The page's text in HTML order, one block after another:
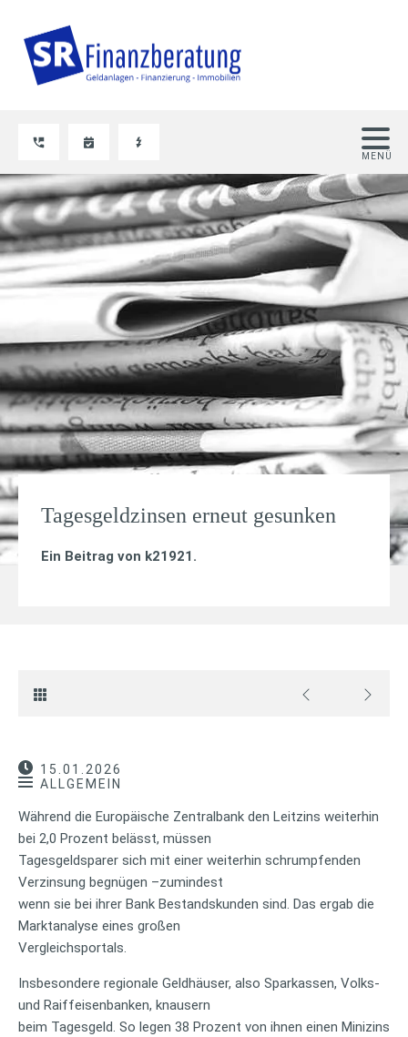
Tagesgeldzinsen erneut gesunken
Ein Beitrag von k21921 .
15.01.2026
ALLGEMEIN
Während die Europäische Zentralbank den Leitzins weiterhin
bei 2,0 Prozent belässt, müssen
Tagesgeldsparer sich mit einer weiterhin schrumpfenden
Verzinsung begnügen –zumindest
wenn sie bei ihrer Bank Bestandskunden sind. Das ergab die
Marktanalyse eines großen
Vergleichsportals.
Insbesondere regionale Geldhäuser, also Sparkassen, Volks-
und Raiffeisenbanken, knausern
beim Tagesgeld. So legen 38 Prozent von ihnen einen Minizins